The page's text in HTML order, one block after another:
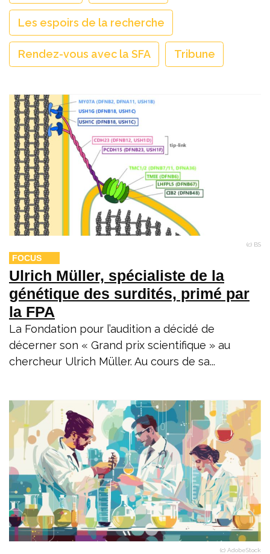
Les espoirs de la recherche
Rendez-vous avec la SFA Tribune
(c) BS
FOCUS
Ulrich Müller, spécialiste de la
génétique des surdités, primé par
la FPA
La Fondation pour l’audition a décidé de
décerner son « Grand prix scientifique » au
chercheur Ulrich Müller. Au cours de sa...
(c) AdobeStock